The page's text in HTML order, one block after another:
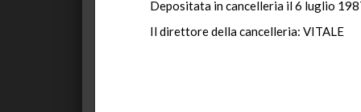
Depositata in cancelleria il 6 luglio
Il direttore della cancelleria: VITALE